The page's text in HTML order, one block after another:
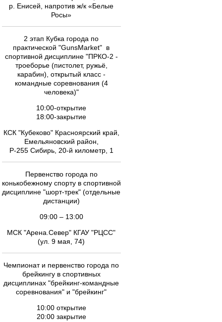
р. Енисей, напротив ж/к «Белые
Росы»
2 этап Кубка города по
практической "GunsMarket" в
спортивной дисциплине "ПРКО-2 -
троеборье (пистолет, ружьё,
карабин), открытый класс -
командные соревнования (4
человека)"
10:00-открытие
18:00-закрытие
КСК "Кубеково" Красноярский край,
Емельяновский район,
Р-255 Сибирь, 20-й километр, 1
Первенство города по
конькобежному спорту в спортивной
дисциплине "шорт-трек" (отдельные
дистанции)
09:00 – 13:00
МСК "Арена.Север" КГАУ "РЦСС"
(ул. 9 мая, 74)
Чемпионат и первенство города по
брейкингу в спортивных
дисциплинах "брейкинг-командные
соревнования" и "брейкинг"
10:00 открытие
20:00 закрытие